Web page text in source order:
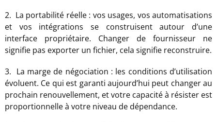
2. La portabilité réelle : vos usages, vos automatisations
et vos intégrations se construisent autour d’une
interface propriétaire. Changer de fournisseur ne
signifie pas exporter un fichier, cela signifie reconstruire.
3. La marge de négociation : les conditions d’utilisation
évoluent. Ce qui est garanti aujourd’hui peut changer au
prochain renouvellement, et votre capacité à résister est
proportionnelle à votre niveau de dépendance.